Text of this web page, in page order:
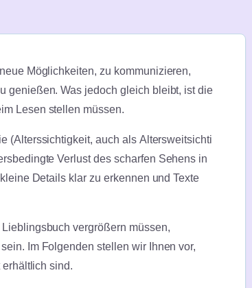
Möglichkeiten, zu kommunizieren,
genießen. Was jedoch gleich bleibt, ist die
Lesen stellen müssen.
(Alterssichtigkeit, auch als Altersweitsichti
Verlust des scharfen Sehens in
Details klar zu erkennen und Texte
vergrößern müssen,
Im Folgenden stellen wir Ihnen vor,
sind.